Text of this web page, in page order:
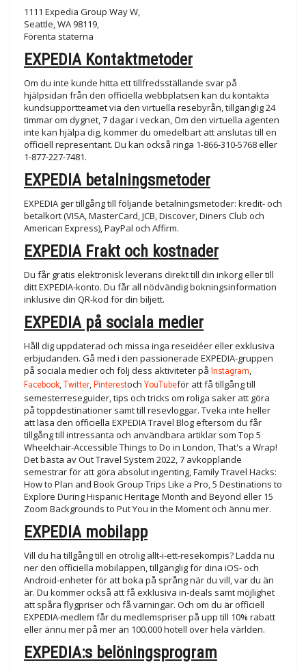
1111 Expedia Group Way W,
Seattle, WA 98119,
Förenta staterna
EXPEDIA Kontaktmetoder
Om du inte kunde hitta ett tillfredsställande svar på
hjälpsidan från den officiella webbplatsen kan du kontakta
kundsupportteamet via den virtuella resebyrån, tillgänglig 24
timmar om dygnet, 7 dagar i veckan, Om den virtuella agenten
inte kan hjälpa dig, kommer du omedelbart att anslutas till en
officiell representant. Du kan också ringa 1-866-310-5768 eller
1-877-227-7481.
EXPEDIA betalningsmetoder
EXPEDIA ger tillgång till följande betalningsmetoder: kredit- och
betalkort (VISA, MasterCard, JCB, Discover, Diners Club och
American Express), PayPal och Affirm.
EXPEDIA Frakt och kostnader
Du får gratis elektronisk leverans direkt till din inkorg eller till
ditt EXPEDIA-konto. Du får all nödvändig bokningsinformation
inklusive din QR-kod för din biljett.
EXPEDIA på sociala medier
Håll dig uppdaterad och missa inga reseidéer eller exklusiva
erbjudanden. Gå med i den passionerade EXPEDIA-gruppen
på sociala medier och följ dess aktiviteter på Instagram,
Facebook,Twitter,Pinterestoch YouTubeför att få tillgång till
semesterreseguider, tips och tricks om roliga saker att göra
på toppdestinationer samt till resevloggar. Tveka inte heller
att läsa den officiella EXPEDIA Travel Blog eftersom du får
tillgång till intressanta och användbara artiklar som Top 5
Wheelchair-Accessible Things to Do in London, That's a Wrap!
Det bästa av Out Travel System 2022, 7 avkopplande
semestrar för att göra absolut ingenting, Family Travel Hacks:
How to Plan and Book Group Trips Like a Pro, 5 Destinations to
Explore During Hispanic Heritage Month and Beyond eller 15
Zoom Backgrounds to Put You in the Moment och ännu mer.
EXPEDIA mobilapp
Vill du ha tillgång till en otrolig allt-i-ett-resekompis? Ladda nu
ner den officiella mobilappen, tillgänglig för dina iOS- och
Android-enheter för att boka på språng när du vill, var du än
är. Du kommer också att få exklusiva in-deals samt möjlighet
att spåra flygpriser och få varningar. Och om du är officiell
EXPEDIA-medlem får du medlemspriser på upp till 10% rabatt
eller ännu mer på mer än 100.000 hotell över hela världen.
EXPEDIA:s belöningsprogram